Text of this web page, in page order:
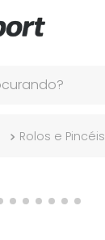
Rolos e Pincéis